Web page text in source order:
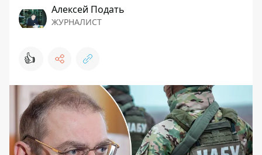
Алексей Подать
ЖУРНАЛИСТ
👍